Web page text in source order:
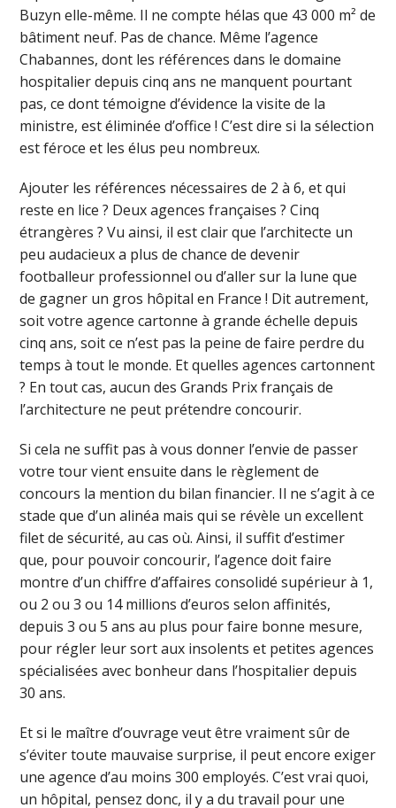
Buzyn elle-même. Il ne compte hélas que 43 000 m² de
bâtiment neuf. Pas de chance. Même l’agence
Chabannes, dont les références dans le domaine
hospitalier depuis cinq ans ne manquent pourtant
pas, ce dont témoigne d’évidence la visite de la
ministre, est éliminée d’office ! C’est dire si la sélection
est féroce et les élus peu nombreux.
Ajouter les références nécessaires de 2 à 6, et qui
reste en lice ? Deux agences françaises ? Cinq
étrangères ? Vu ainsi, il est clair que l’architecte un
peu audacieux a plus de chance de devenir
footballeur professionnel ou d’aller sur la lune que
de gagner un gros hôpital en France ! Dit autrement,
soit votre agence cartonne à grande échelle depuis
cinq ans, soit ce n’est pas la peine de faire perdre du
temps à tout le monde. Et quelles agences cartonnent
? En tout cas, aucun des Grands Prix français de
l’architecture ne peut prétendre concourir.
Si cela ne suffit pas à vous donner l’envie de passer
votre tour vient ensuite dans le règlement de
concours la mention du bilan financier. Il ne s’agit à ce
stade que d’un alinéa mais qui se révèle un excellent
filet de sécurité, au cas où. Ainsi, il suffit d’estimer
que, pour pouvoir concourir, l’agence doit faire
montre d’un chiffre d’affaires consolidé supérieur à 1,
ou 2 ou 3 ou 14 millions d’euros selon affinités,
depuis 3 ou 5 ans au plus pour faire bonne mesure,
pour régler leur sort aux insolents et petites agences
spécialisées avec bonheur dans l’hospitalier depuis
30 ans.
Et si le maître d’ouvrage veut être vraiment sûr de
s’éviter toute mauvaise surprise, il peut encore exiger
une agence d’au moins 300 employés. C’est vrai quoi,
un hôpital, pensez donc, il y a du travail pour une